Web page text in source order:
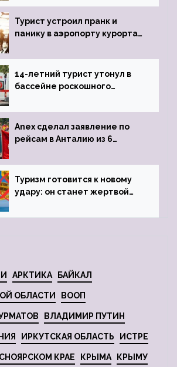
виз
Турист устроил пранк и
панику в аэропорту курорта,
задержке рейса
14-летний турист утонул в
бассейне роскошного
Anex сделал заявление по
рейсам в Анталию из 6
Туризм готовится к новому
удару: он станет жертвой
АРКТИКА БАЙКАЛ
ОБЛАСТИ ВООП
ВЛАДИМИР ПУТИН
ИРКУТСКАЯ ОБЛАСТЬ ИСТРЕ
КРАЕ КРЫМА КРЫМУ